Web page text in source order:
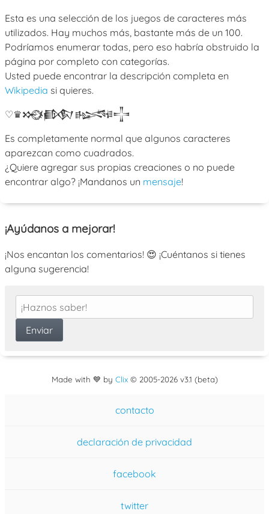
Esta es una selección de los juegos de caracteres más
utilizados. Hay muchos más, bastante más de un 100.
Podríamos enumerar todas, pero eso habría obstruido la
página por completo con categorías.
Usted puede encontrar la descripción completa en
Wikipedia si quieres.
♡♛𒁍ﾒ𒁃𒈙𒋲
Es completamente normal que algunos caracteres
aparezcan como cuadrados.
¿Quiere agregar sus propias creaciones o no puede
encontrar algo? ¡Mandanos un mensaje!
¡Ayúdanos a mejorar!
¡Nos encantan los comentarios! 😍 ¡Cuéntanos si tienes
alguna sugerencia!
Made with 💙 by Clix© 2005-2026 v3.1 (beta)
contacto
declaración de privacidad
facebook
twitter